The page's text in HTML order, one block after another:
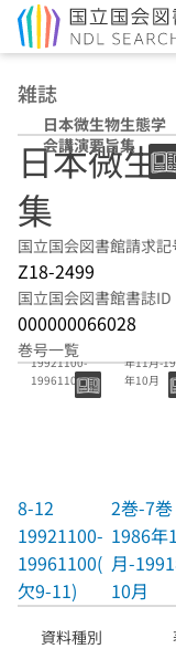
雑誌
日本微生物生態学
会講演要旨集
日本微生
集
国立国会図書館請求記
Z18-2499
国立国会図書館書誌ID
000000066028
巻号一覧
8-12
19921100-
19961100(欠
8-12
19921100-
19961100(
欠9-11)
年11月-
年10月
2巻-7巻
1986年
月-
10月
資料種別